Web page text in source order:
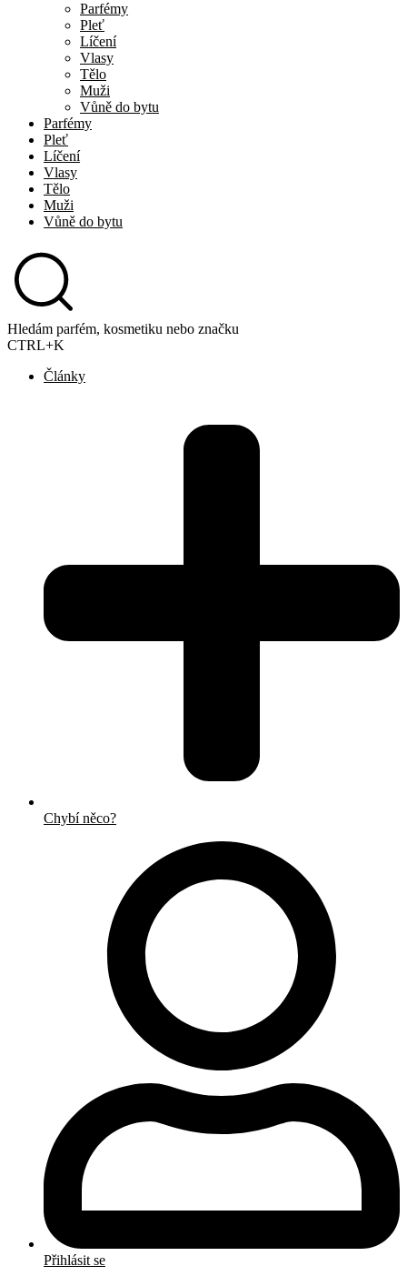
Parfémy
Pleť
Líčení
Vlasy
Tělo
Muži
Vůně do bytu
Parfémy
Pleť
Líčení
Vlasy
Tělo
Muži
Vůně do bytu
Hledám parfém, kosmetiku nebo značku
CTRL+K
Články
Chybí něco?
Přihlásit se